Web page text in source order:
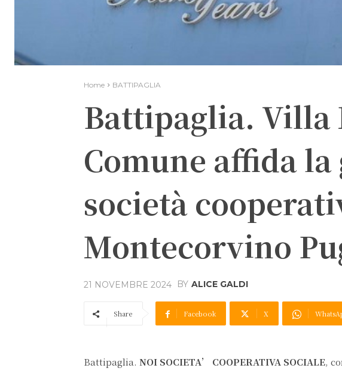
Home BATTIPAGLIA
Battipaglia.
Comune affida
società
Montecorvino
21 NOVEMBRE 2024 BY ALICE GALDI
Share Facebook X
Battipaglia. NOI SOCIETA’ COOPERATIVA SOCIALE,